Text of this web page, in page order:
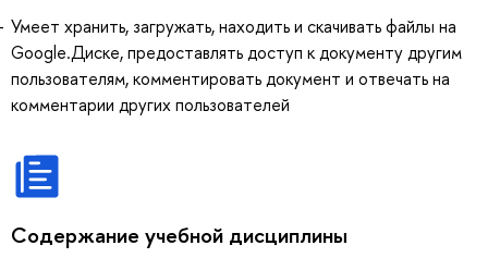
Умеет хранить, загружать, находить и скачивать файлы на
Google.Диске, предоставлять доступ к документу другим
пользователям, комментировать документ и отвечать на
комментарии других пользователей
Содержание учебной дисциплины